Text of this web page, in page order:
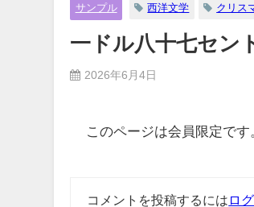
サンプル 西洋文学 クリス
一ドル八十七セン
2026年6月4日
このページは会員限定です
コメントを投稿するには ロ